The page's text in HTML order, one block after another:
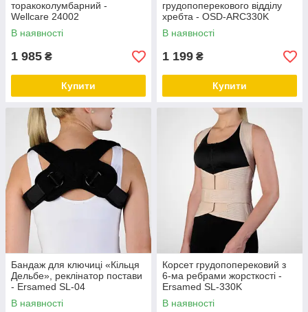
торакоколумбарний -
Wellcare 24002
В наявності
1 985 ₴
Купити
грудопоперекового відділу
хребта - OSD-ARC330K
В наявності
1 199 ₴
Купити
Бандаж для ключиці «Кільця
Дельбе», реклінатор постави
- Ersamed SL-04
В наявності
Корсет грудопоперековий з
6-ма ребрами жорсткості -
Ersamed SL-330K
В наявності